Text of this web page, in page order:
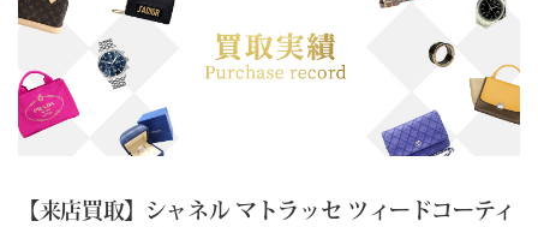
【来店買取】シャネル マトラッセ ツィードコーティ